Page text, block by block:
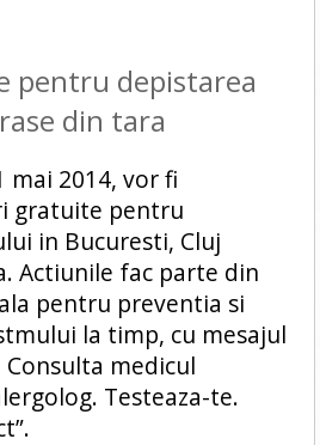
pentru depistarea
din tara
mai 2014, vor fi
gratuite pentru
in Bucuresti, Cluj
Actiunile fac parte din
pentru preventia si
la timp, cu mesajul
medicul
Testeaza-te.